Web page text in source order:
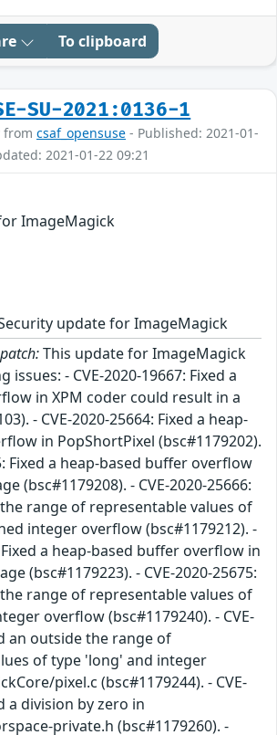
To clipboard
SU-2021:0136-1
from csaf_opensuse - Published: 2021-01-
2021-01-22 09:21
ImageMagick
update for ImageMagick
This update for ImageMagick
- CVE-2020-19667: Fixed a
in XPM coder could result in a
- CVE-2020-25664: Fixed a heap-
in PopShortPixel (bsc#1179202).
Fixed a heap-based buffer overflow
(bsc#1179208). - CVE-2020-25666:
range of representable values of
integer overflow (bsc#1179212). -
Fixed a heap-based buffer overflow in
(bsc#1179223). - CVE-2020-25675:
range of representable values of
overflow (bsc#1179240). - CVE-
an outside the range of
of type 'long' and integer
pixel.c (bsc#1179244). - CVE-
a division by zero in
private.h (bsc#1179260). -